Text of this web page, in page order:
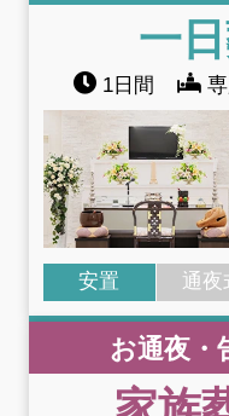
一
1日間
安置 通夜
お通夜・